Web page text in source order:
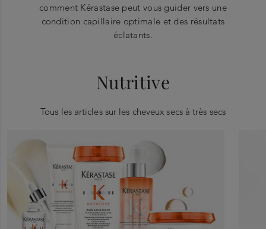
comment Kérastase peut vous guider vers une
condition capillaire optimale et des résultats
éclatants.
Nutritive
Tous les articles sur les cheveux secs à très secs